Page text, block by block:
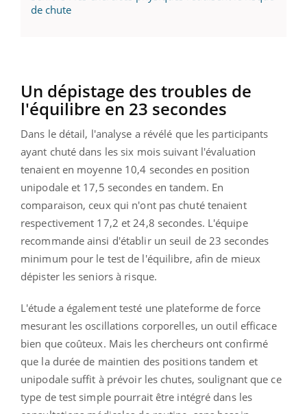
de chute
Un dépistage des troubles de
l'équilibre en 23 secondes
Dans le détail, l'analyse a révélé que les participants
ayant chuté dans les six mois suivant l'évaluation
tenaient en moyenne 10,4 secondes en position
unipodale et 17,5 secondes en tandem. En
comparaison, ceux qui n'ont pas chuté tenaient
respectivement 17,2 et 24,8 secondes. L'équipe
recommande ainsi d'établir un seuil de 23 secondes
minimum pour le test de l'équilibre, afin de mieux
dépister les seniors à risque.
L'étude a également testé une plateforme de force
mesurant les oscillations corporelles, un outil efficace
bien que coûteux. Mais les chercheurs ont confirmé
que la durée de maintien des positions tandem et
unipodale suffit à prévoir les chutes, soulignant que ce
type de test simple pourrait être intégré dans les